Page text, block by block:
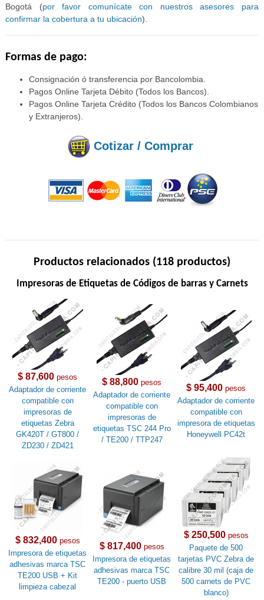
Bogotá (por favor comunícate con nuestros asesores para
confirmar la cobertura a tu ubicación).
Formas de pago:
Consignación ó transferencia por Bancolombia.
Pagos Online Tarjeta Débito (Todos los Bancos).
Pagos Online Tarjeta Crédito (Todos los Bancos Colombianos
y Extranjeros).
Cotizar / Comprar
Productos relacionados (118 productos)
Impresoras de Etiquetas de Códigos de barras y Carnets
$ 87,600 pesos
Adaptador de corriente
compatible con
impresoras de
etiquetas Zebra
GK420T / GT800 /
ZD230 / ZD421
$ 88,800 pesos
Adaptador de corriente
compatible con
impresoras de
etiquetas TSC 244 Pro
/ TE200 / TTP247
$ 95,400 pesos
Adaptador de corriente
compatible con
impresora de etiquetas
Honeywell PC42t
$ 832,400pesos
Impresora de etiquetas
adhesivas marca TSC
TE200 USB + Kit
limpieza cabezal
$ 817,400pesos
Impresora de etiquetas
adhesivas marca TSC
TE200 - puerto USB
$ 250,500pesos
Paquete de 500
tarjetas PVC Zebra de
calibre 30 mil (caja de
500 carnets de PVC
blanco)